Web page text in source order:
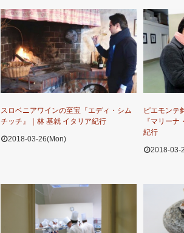
スロベニアワインの至宝『エディ・シム
チッチ』｜林 基就 イタリア紀行
2018-03-26(Mon)
ピエモンテ
『マリー
紀行
2018-03-